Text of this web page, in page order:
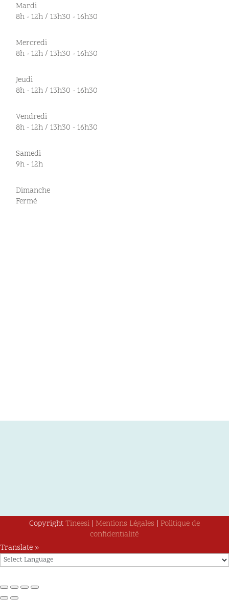
Mardi
8h - 12h / 13h30 - 16h30
Mercredi
8h - 12h / 13h30 - 16h30
Jeudi
8h - 12h / 13h30 - 16h30
Vendredi
8h - 12h / 13h30 - 16h30
Samedi
9h - 12h
Dimanche
Fermé
CopyrightTineesi| Mentions Légales | Politique de
confidentialité
Translate »